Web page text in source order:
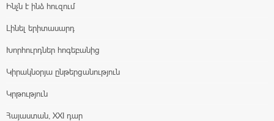
Ինչն է ինձ հուզում
Լինել երիտասարդ
Խորհուրդներ հոգեբանից
Կիրակնօրյա ընթերցանություն
Կրթություն
Հայաստան, XXI դար